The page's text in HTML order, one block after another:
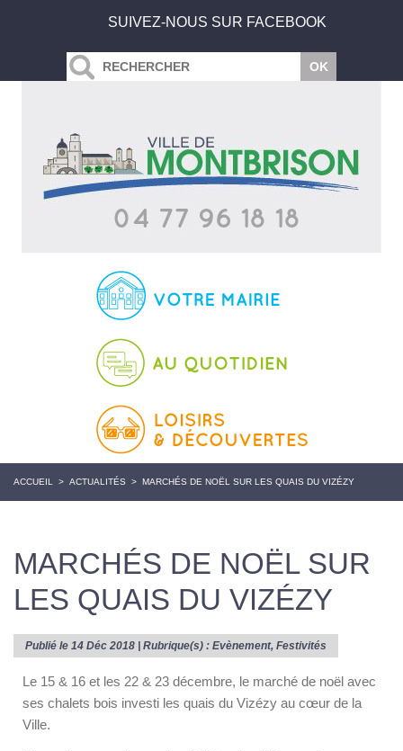
SUIVEZ-NOUS SUR FACEBOOK
ACCUEIL > ACTUALITÉS > MARCHÉS DE NOËL SUR LES QUAIS DU VIZÉZY
MARCHÉS DE NOËL SUR
LES QUAIS DU VIZÉZY
Publié le 14 Déc 2018 | Rubrique(s) : Evènement, Festivités
Le 15 & 16 et les 22 & 23 décembre, le marché de noël avec
ses chalets bois investi les quais du Vizézy au cœur de la
Ville.